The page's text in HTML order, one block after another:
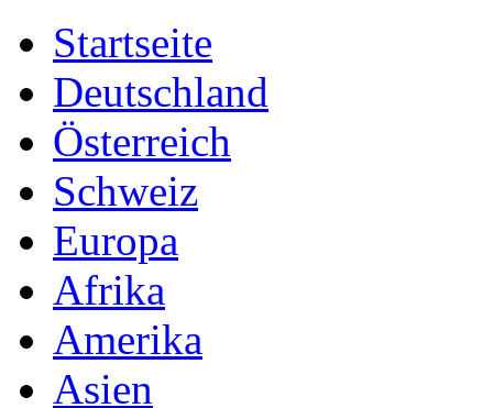
Startseite
Deutschland
Österreich
Schweiz
Europa
Afrika
Amerika
Asien